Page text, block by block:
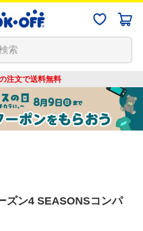
注文で送料無料
ズン4 SEASONSコンパ